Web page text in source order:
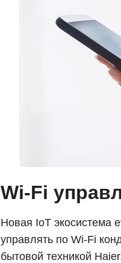
Wi-Fi
Новая IoT экосистема
управлять по Wi-Fi
бытовой техникой